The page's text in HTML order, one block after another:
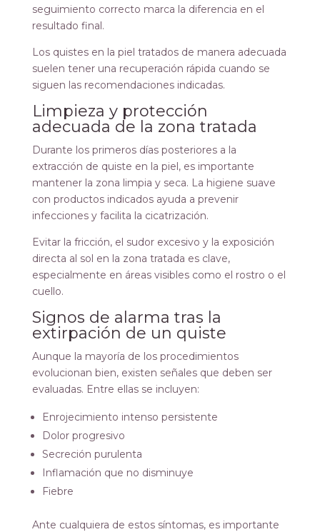
seguimiento correcto marca la diferencia en el
resultado final.
Los quistes en la piel tratados de manera adecuada
suelen tener una recuperación rápida cuando se
siguen las recomendaciones indicadas.
Limpieza y protección
adecuada de la zona tratada
Durante los primeros días posteriores a la
extracción de quiste en la piel, es importante
mantener la zona limpia y seca. La higiene suave
con productos indicados ayuda a prevenir
infecciones y facilita la cicatrización.
Evitar la fricción, el sudor excesivo y la exposición
directa al sol en la zona tratada es clave,
especialmente en áreas visibles como el rostro o el
cuello.
Signos de alarma tras la
extirpación de un quiste
Aunque la mayoría de los procedimientos
evolucionan bien, existen señales que deben ser
evaluadas. Entre ellas se incluyen:
Enrojecimiento intenso persistente
Dolor progresivo
Secreción purulenta
Inflamación que no disminuye
Fiebre
Ante cualquiera de estos síntomas, es importante